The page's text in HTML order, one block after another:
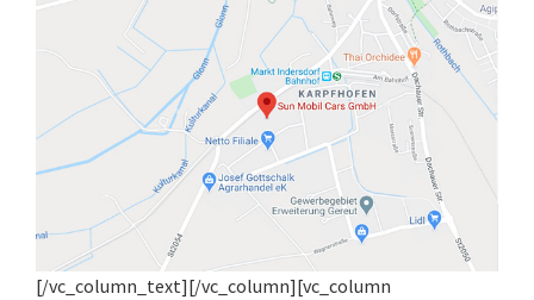
[/vc_column_text][/vc_column][vc_column